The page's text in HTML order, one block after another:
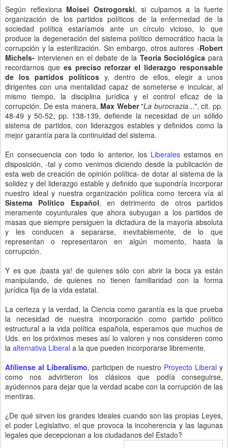
Según reflexiona Moisei Ostrogorski, si culpamos a la fuerte
organización de los partidos políticos de la enfermedad de la
sociedad política estaríamos ante un círculo vicioso, lo que
produce la degeneración del sistema político democrático hacia la
corrupción y la esterilización. Sin embargo, otros autores -Robert
Michels- intervienen en el debate de la Teoría Sociológica para
recordarnos que es preciso reforzar el liderazgo responsable
de los partidos políticosy, dentro de ellos, elegir a unos
dirigentes con una mentalidad capaz de someterse e inculcar, al
mismo tiempo, la disciplina jurídica y el control eficaz de la
corrupción. De esta manera, Max Weber"La burocrazia...", cit. pp.
48-49 y 50-52, pp. 138-139, defiende la necesidad de un sólido
sistema de partidos, con liderazgos estables y definidos como la
mejor garantía para la continuidad del sistema.
En consecuencia con todo lo anterior, los Liberalesestamos en
disposición,-tal y como venimos diciendo desde la publicación de
esta web de creación de opinión política- de dotar al sistema de la
solidez y del liderazgo estable y definido que supondría incorporar
nuestro ideal y nuestra organización política como tercera vía al
Sistema Político Español, en detrimento de otros partidos
meramente coyunturales que ahora subyugan a los partidos de
masas que siempre persiguen la dictadura de la mayoria absoluta
y les conducen a separarse, inevitablemente, de lo que
representan o representaron en algún momento, hasta la
corrupción.
Y es que ¡basta ya! de quienes sólo con abrir la boca ya están
manipulando, de quienes no tienen familiaridad con la forma
jurídica fija de la vida estatal.
La certeza y la verdad, la Ciencia como garantía es la que prueba
la necesidad de nuestra incorporación como partido político
estructural a la vida política española, esperamos que muchos de
Uds. en los próximos meses así lo valoren y nos consideren como
la alternativa Liberal a la que pueden incorporarse libremente.
Afíliense al Liberalismo, participen de nuestro Proyecto Liberal y
como nos advirtieron los clásicos que podía conseguirse,
ayúdennos para dejar que la verdad acabe con la corrupción de las
mentiras.
¿De qué sirven los grandes ideales cuando son las propias Leyes,
el poder Legislativo, el que provoca la incoherencia y las lagunas
legales que decepcionan a los ciudadanos del Estado?